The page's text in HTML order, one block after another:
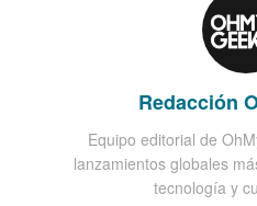
Redacción
Equipo editorial de
lanzamientos globales
tecnología y